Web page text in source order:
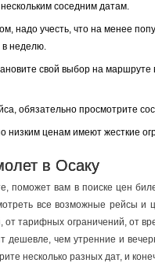
соседним датам.
надо учесть, что на менее
в неделю.
свой выбор на
обязательно просмотрите
низким ценам имеют жесткие
в Осаку
поможет вам в поиске цен
все возможные рейсы и
от тарифных ограничений, от
дешевле, чем утренние и
несколько разных дат, и